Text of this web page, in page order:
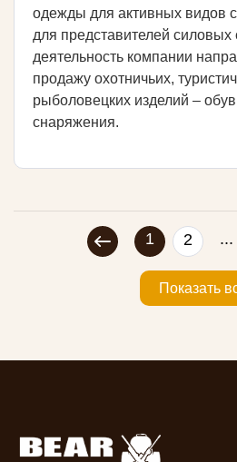
одежды для активных видов
для представителей силовых
деятельность компании
продажу охотничьих,
рыболовецких изделий –
снаряжения.
1 2 ...
Показать